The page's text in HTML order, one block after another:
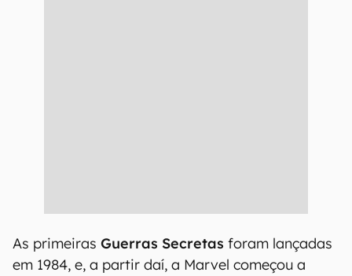
As primeiras Guerras Secretas foram lançadas
em 1984, e, a partir daí, a Marvel começou a